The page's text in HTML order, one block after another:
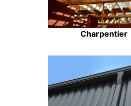
Charpentier